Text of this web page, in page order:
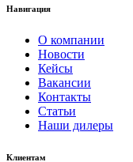
Навигация
О компании
Новости
Кейсы
Вакансии
Контакты
Статьи
Наши дилеры
Клиентам